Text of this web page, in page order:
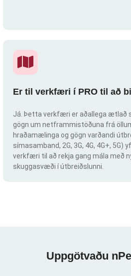
Er til verkfæri í PRO til að
Já. Þetta verkfæri er aðallega ætlað
gögn um netframmistöðuna frá
hraðamælinga og gögn varðandi
símasamband, 2G, 3G, 4G, 4G+,
verkfæri til að rekja gang mála með
skuggasvæði í útbreiðslunni.
Uppgötvaðu